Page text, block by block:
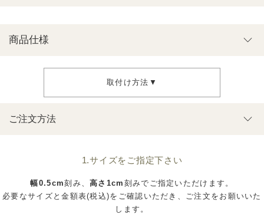
ご注文方法
1.サイズをご指定下さい
幅0.5cm刻み、高さ1cm 刻みでご指定いただけます。
必要なサイズと金額表(税込)をご確認いただき、ご注文をお願いいた
します。
商品仕様
取付け方法▼